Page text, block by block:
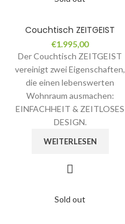
Couchtisch ZEITGEIST
€1.995,00
Der Couchtisch ZEITGEIST
vereinigt zwei Eigenschaften,
die einen lebenswerten
Wohnraum ausmachen:
EINFACHHEIT & ZEITLOSES
DESIGN.
WEITERLESEN
Sold out